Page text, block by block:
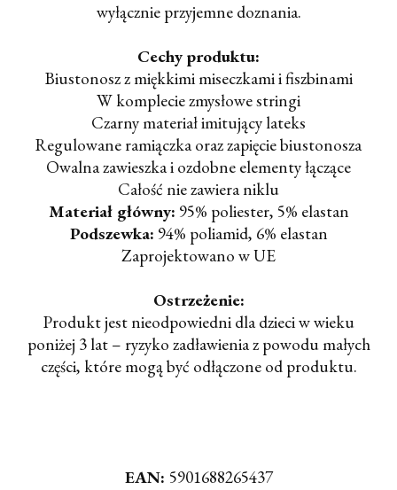
wyłącznie przyjemne doznania.
Cechy produktu:
Biustonosz z miękkimi miseczkami i fiszbinami
W komplecie zmysłowe stringi
Czarny materiał imitujący lateks
Regulowane ramiączka oraz zapięcie biustonosza
Owalna zawieszka i ozdobne elementy łączące
Całość nie zawiera niklu
Materiał główny: 95% poliester, 5% elastan
Podszewka: 94% poliamid, 6% elastan
Zaprojektowano w UE
Ostrzeżenie:
Produkt jest nieodpowiedni dla dzieci w wieku
poniżej 3 lat – ryzyko zadławienia z powodu małych
części, które mogą być odłączone od produktu.
EAN: 5901688265437